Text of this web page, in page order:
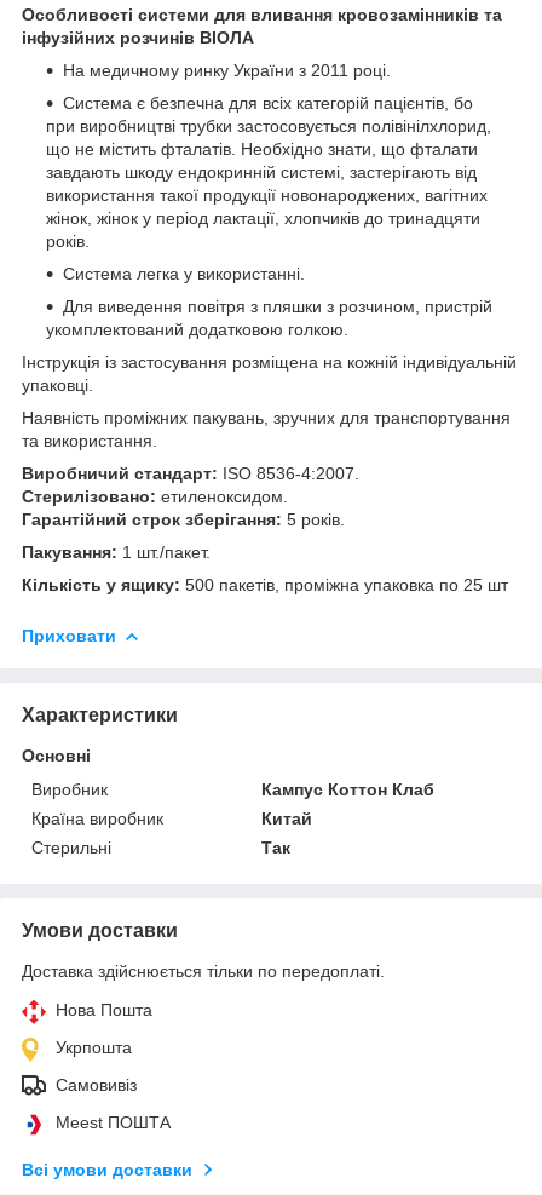
Особливості системи для вливання кровозамінників та
інфузійних розчинів ВІОЛА
На медичному ринку України з 2011 році.
Система є безпечна для всіх категорій пацієнтів, бо
при виробництві трубки застосовується полівінілхлорид,
що не містить фталатів. Необхідно знати, що фталати
завдають шкоду ендокринній системі, застерігають від
використання такої продукції новонароджених, вагітних
жінок, жінок у період лактації, хлопчиків до тринадцяти
років.
Система легка у використанні.
Для виведення повітря з пляшки з розчином, пристрій
укомплектований додатковою голкою.
Інструкція із застосування розміщена на кожній індивідуальній
упаковці.
Наявність проміжних пакувань, зручних для транспортування
та використання.
Виробничий стандарт: ISO 8536-4:2007.
Стерилізовано: етиленоксидом.
Гарантійний строк зберігання: 5 років.
Пакування: 1 шт./пакет.
Кількість у ящику: 500 пакетів, проміжна упаковка по 25 шт
Приховати
Характеристики
Основні
Виробник
Кампус Коттон Клаб
Країна виробник
Китай
Стерильні
Так
Умови доставки
Доставка здійснюється тільки по передоплаті.
Нова Пошта
Укрпошта
Самовивіз
Meest ПОШТА
Всі умови доставки